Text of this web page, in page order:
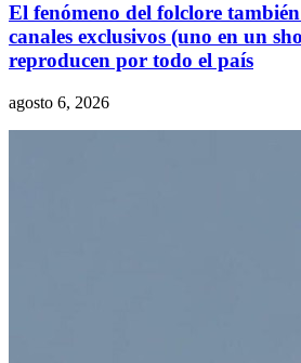
El fenómeno del folclore
canales exclusivos (uno en un
reproducen por todo el país
agosto 6, 2026